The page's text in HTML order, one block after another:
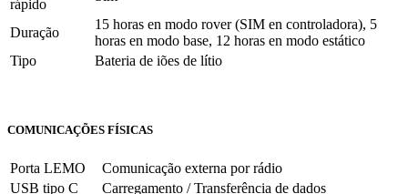
rápido
Duração
15 horas en modo rover (SIM en controladora), 5
horas en modo base, 12 horas en modo estático
Tipo
Bateria de iões de lítio
COMUNICAÇÕES FÍSICAS
Porta LEMO
Comunicação externa por rádio
USB tipo C
Carregamento / Transferência de dados